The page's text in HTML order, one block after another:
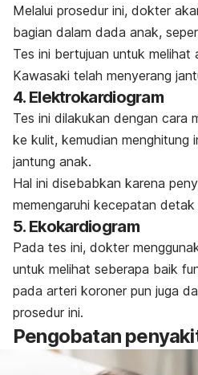
Melalui prosedur ini, dokter
bagian dalam dada anak,
Tes ini bertujuan untuk melihat
Kawasaki telah menyerang
4. Elektrokardiogram
Tes ini dilakukan dengan cara
ke kulit, kemudian menghitung
jantung anak.
Hal ini disebabkan karena
memengaruhi kecepatan detak
5. Ekokardiogram
Pada tes ini, dokter
untuk melihat seberapa baik
pada arteri koroner pun juga
prosedur ini.
Pengobatan